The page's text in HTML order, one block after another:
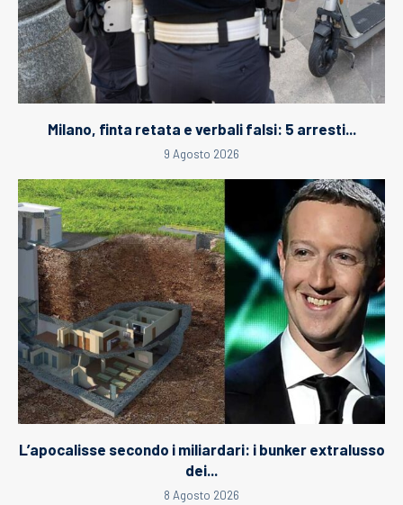
Milano, finta retata e verbali falsi: 5 arresti...
9 Agosto 2026
L’apocalisse secondo i miliardari: i bunker extralusso
dei...
8 Agosto 2026